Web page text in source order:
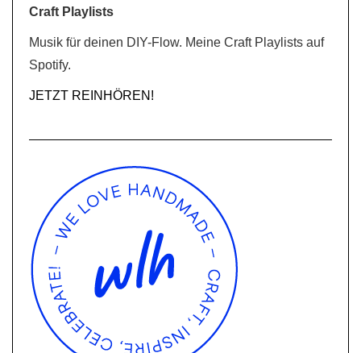
Craft Playlists
Musik für deinen DIY-Flow. Meine Craft Playlists auf
Spotify.
JETZT REINHÖREN!